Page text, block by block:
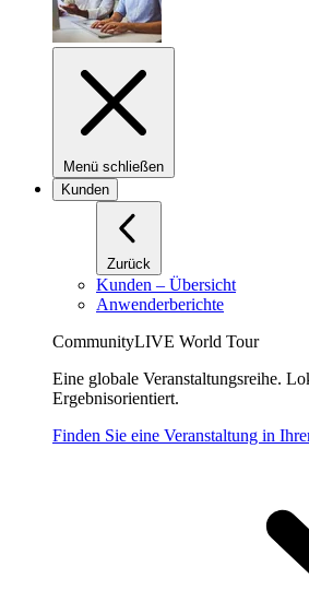
Menü schließen
Kunden
Zurück
Kunden – Übersicht
Anwenderberichte
CommunityLIVE World Tour
Eine globale Veranstaltungsreihe.
Ergebnisorientiert.
Finden Sie eine Veranstaltung in